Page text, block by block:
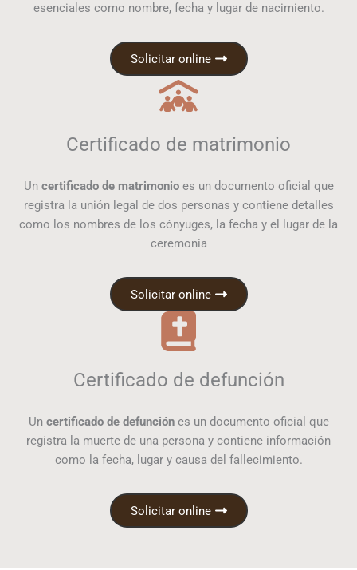
esenciales como nombre, fecha y lugar de nacimiento.
Solicitar online
Certificado de matrimonio
Un certificado de matrimonioes un documento oficial que
registra la unión legal de dos personas y contiene detalles
como los nombres de los cónyuges, la fecha y el lugar de la
ceremonia
Solicitar online
Certificado de defunción
Un certificado de defunciónes un documento oficial que
registra la muerte de una persona y contiene información
como la fecha, lugar y causa del fallecimiento.
Solicitar online